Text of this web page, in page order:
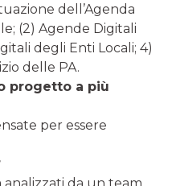
dell’Agenda
(2) Agende Digitali
degli Enti Locali; 4)
delle PA.
progetto a più
per essere
da un team